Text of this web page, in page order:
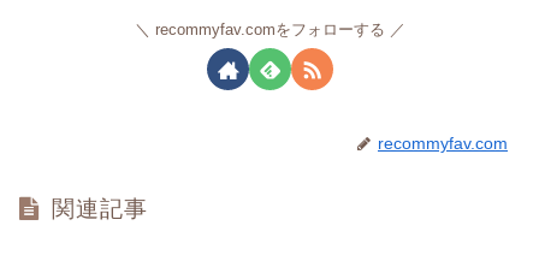
recommyfav.comをフォローする
recommyfav.com
関連記事